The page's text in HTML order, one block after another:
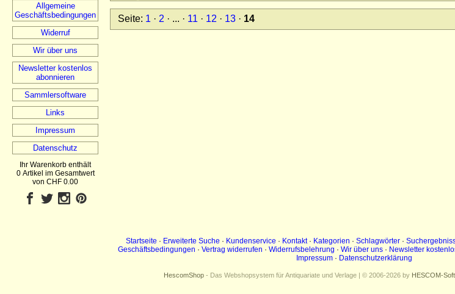
Allgemeine
Geschäftsbedingungen
Widerruf
Wir über uns
Newsletter kostenlos
abonnieren
Sammlersoftware
Links
Impressum
Datenschutz
Ihr Warenkorb enthält
0 Artikel im Gesamtwert
von CHF 0.00
Seite: 1 · 2 · ... · 11 · 12 · 13 · 14
Startseite · Erweiterte Suche · Kundenservice · Kontakt· Kategorien · Schlagwörter ·
Geschäftsbedingungen · Vertrag widerrufen · Widerrufsbelehrung · Wir über uns · Newsletter
Impressum · Datenschutzerklärung
HescomShop - Das Webshopsystem für Antiquariate und Verlage | © 2006-2026 by HESCOM-